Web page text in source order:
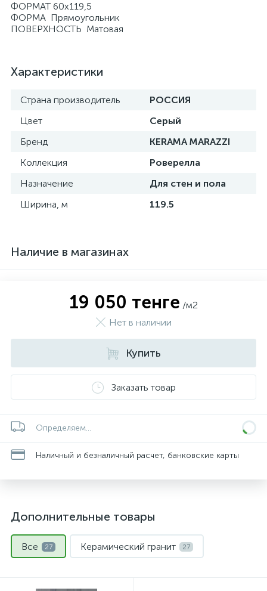
ФОРМАТ 60х119,5
ФОРМА Прямоугольник
ПОВЕРХНОСТЬ Матовая
Характеристики
Страна производитель
РОССИЯ
Цвет
Серый
Бренд
KERAMA MARAZZI
Коллекция
Роверелла
Назначение
Для стен и пола
Ширина, м
119.5
Наличие в магазинах
19 050 тенге /м2
Нет в наличии
Купить
Заказать товар
Определяем...
Наличный и безналичный расчет, банковские карты
Дополнительные товары
Все 27 Керамический гранит 27